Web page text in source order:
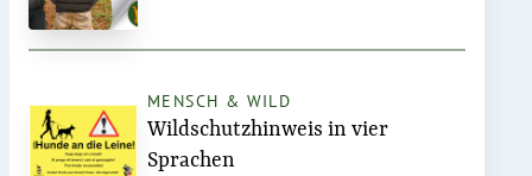
MENSCH & WILD
Wildschutzhinweis in vier
Sprachen